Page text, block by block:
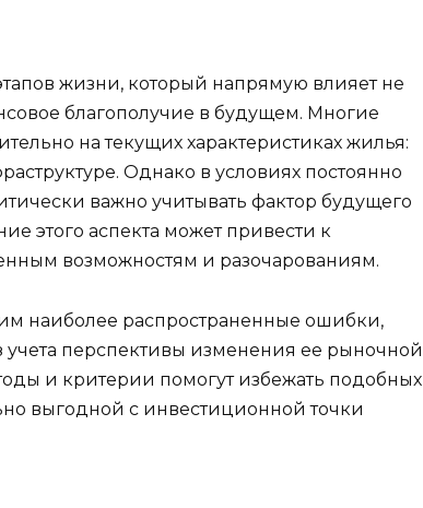
жизни, который напрямую влияет не
благополучие в будущем. Многие
на текущих характеристиках жилья:
Однако в условиях постоянно
важно учитывать фактор будущего
этого аспекта может привести к
возможностям и разочарованиям.
наиболее распространенные ошибки,
перспективы изменения ее рыночной
и критерии помогут избежать подобных
выгодной с инвестиционной точки